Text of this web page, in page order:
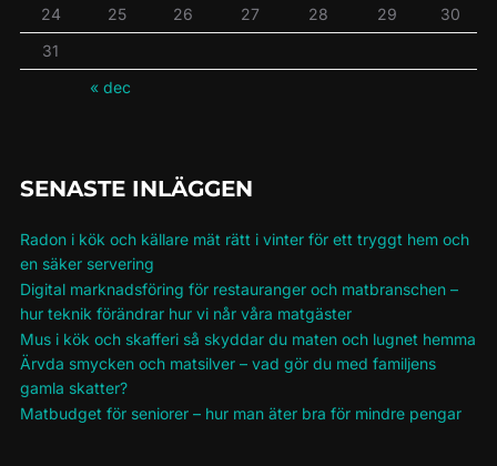
24
25 26 27 28 29
30
31
« dec
SENASTE INLÄGGEN
Radon i kök och källare mät rätt i vinter för ett tryggt hem och
en säker servering
Digital marknadsföring för restauranger och matbranschen –
hur teknik förändrar hur vi når våra matgäster
Mus i kök och skafferi så skyddar du maten och lugnet hemma
Ärvda smycken och matsilver – vad gör du med familjens
gamla skatter?
Matbudget för seniorer – hur man äter bra för mindre pengar